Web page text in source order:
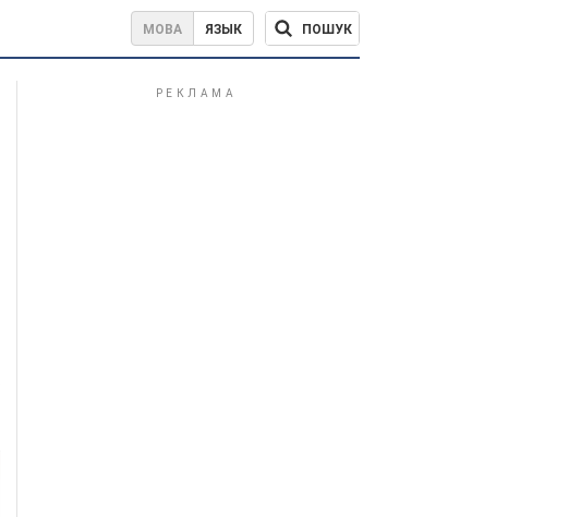
МОВА ЯЗЫК ПОШУК